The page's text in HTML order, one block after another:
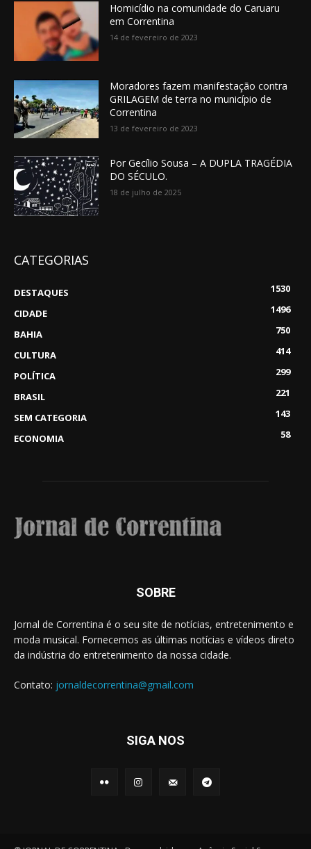
Homicídio na comunidade do Caruaru
em Correntina
14 de fevereiro de 2023
Moradores fazem manifestação contra
GRILAGEM de terra no município de
Correntina
13 de fevereiro de 2023
Por Gecílio Sousa – A DUPLA TRAGÉDIA
DO SÉCULO.
18 de julho de 2025
CATEGORIAS
DESTAQUES
1530
CIDADE
1496
BAHIA
750
CULTURA
414
POLÍTICA
299
BRASIL
221
SEM CATEGORIA
143
ECONOMIA
58
SOBRE
Jornal de Correntina é o seu site de notícias, entretenimento e
moda musical. Fornecemos as últimas notícias e vídeos direto
da indústria do entretenimento da nossa cidade.
Contato: jornaldecorrentina@gmail.com
SIGA NOS